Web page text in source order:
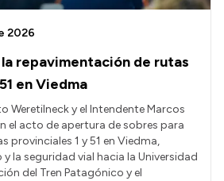
repavimentación de rutas
en Viedma
2026
Weretilneck y el Intendente Marcos
el acto de apertura de sobres para
provinciales 1 y 51 en Viedma,
la seguridad vial hacia la Universidad
del Tren Patagónico y el